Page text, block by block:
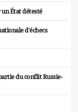
État détesté
d'échecs
du conflit Russie-